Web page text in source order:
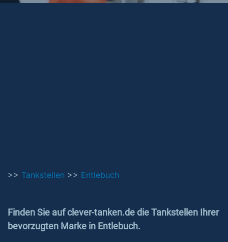
>> Tankstellen >> Entlebuch
Finden Sie auf clever-tanken.de die Tankstellen Ihrer
bevorzugten Marke in Entlebuch.